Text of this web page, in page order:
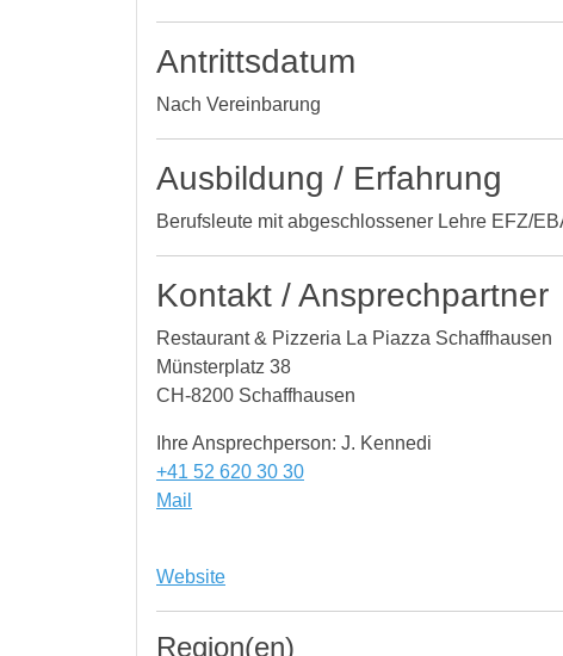
Antrittsdatum
Nach Vereinbarung
Ausbildung / Erfahrung
Berufsleute mit abgeschlossener Lehre EFZ/
Kontakt / Ansprechpartner
Restaurant & Pizzeria La Piazza Schaffhausen
Münsterplatz 38
CH-8200 Schaffhausen
Ihre Ansprechperson: J. Kennedi
+41 52 620 30 30
Mail
Website
Region(en)